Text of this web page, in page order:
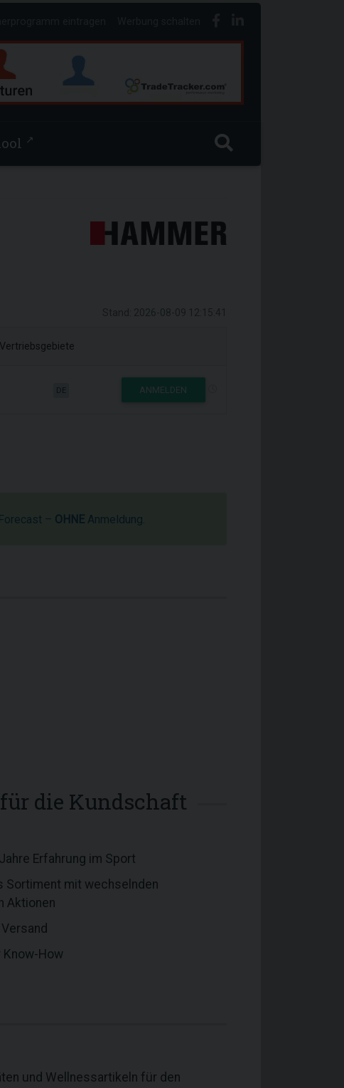
↗
Vertriebsgebiete
DE ANMELDEN
– OHNE Anmeldung.
die Kundschaft
Erfahrung im Sport
Sortiment mit wechselnden
Aktionen
How
und Wellnessartikeln für den